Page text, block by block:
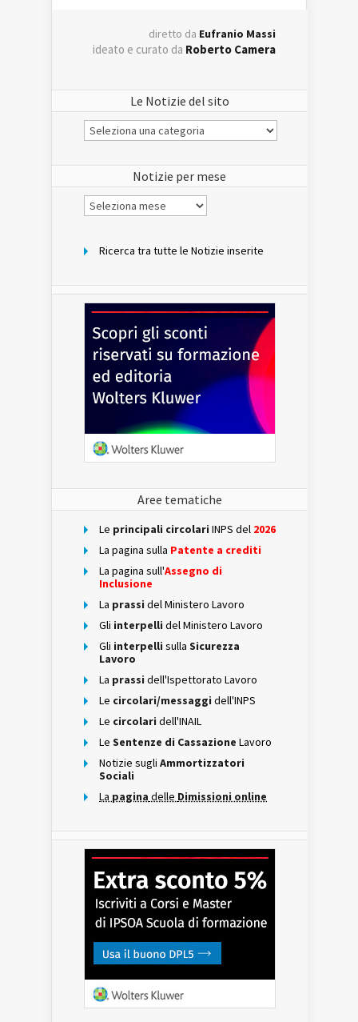
diretto da Eufranio Massi
ideato e curato da Roberto Camera
Le Notizie del sito
Le
Notizie
Notizie per mese
Notizie
per
Ricerca tra tutte le Notizie inserite
Aree tematiche
Le principali circolari INPS del 2026
La pagina sulla Patente a crediti
La pagina sull'Assegno di
Inclusione
La prassi del Ministero Lavoro
Gli interpelli del Ministero Lavoro
Gli interpelli sulla Sicurezza
Lavoro
La prassi dell'Ispettorato Lavoro
Le circolari/messaggi dell'INPS
Le circolari dell'INAIL
Le Sentenze di Cassazione Lavoro
Notizie sugli Ammortizzatori
Sociali
La pagina delle Dimissioni online